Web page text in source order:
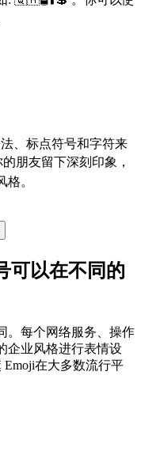
、标点符号和字符来
朋友留下深刻印象，
。
以在不同的
。每个网络服务、操作
企业风格进行表情设
在大多数流行平